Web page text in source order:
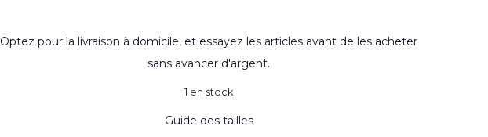
Optez pour la livraison à domicile, et essayez les articles avant de les acheter
sans avancer d'argent.
1 en stock
Guide des tailles